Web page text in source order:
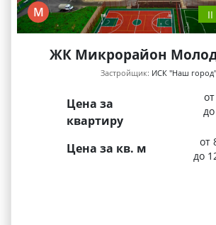
М II
ЖК Микрорайон
Застройщик: ИСК "Наш город"
Цена за
квартиру
Цена за кв. м
от
до